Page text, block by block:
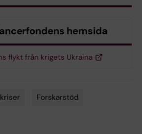
hemsida
flykt från krigets Ukraina
Forskarstöd